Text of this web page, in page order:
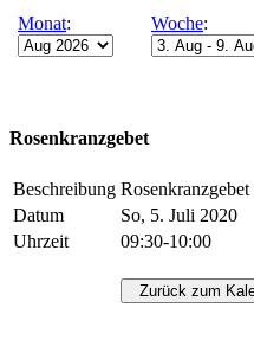
Monat: Woche:
Rosenkranzgebet
Beschreibung Rosenkranzgebet
Datum
So, 5. Juli 2020
Uhrzeit
09:30-10:00